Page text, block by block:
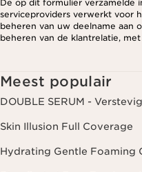
De op dit formulier verzamelde
serviceproviders verwerkt voor
beheren van uw deelname aan
beheren van de klantrelatie,
Meest populair
DOUBLE SERUM -
Skin Illusion Full Coverage
Hydrating Gentle Foaming